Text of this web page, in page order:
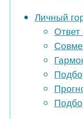
Личный